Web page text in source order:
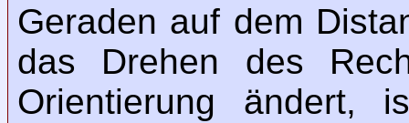
Geraden auf dem
das Drehen des
Orientierung ändert,